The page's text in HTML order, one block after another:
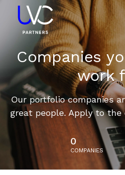
Companies
work
Our portfolio companies
great people. Apply to the
0
COMPANIES